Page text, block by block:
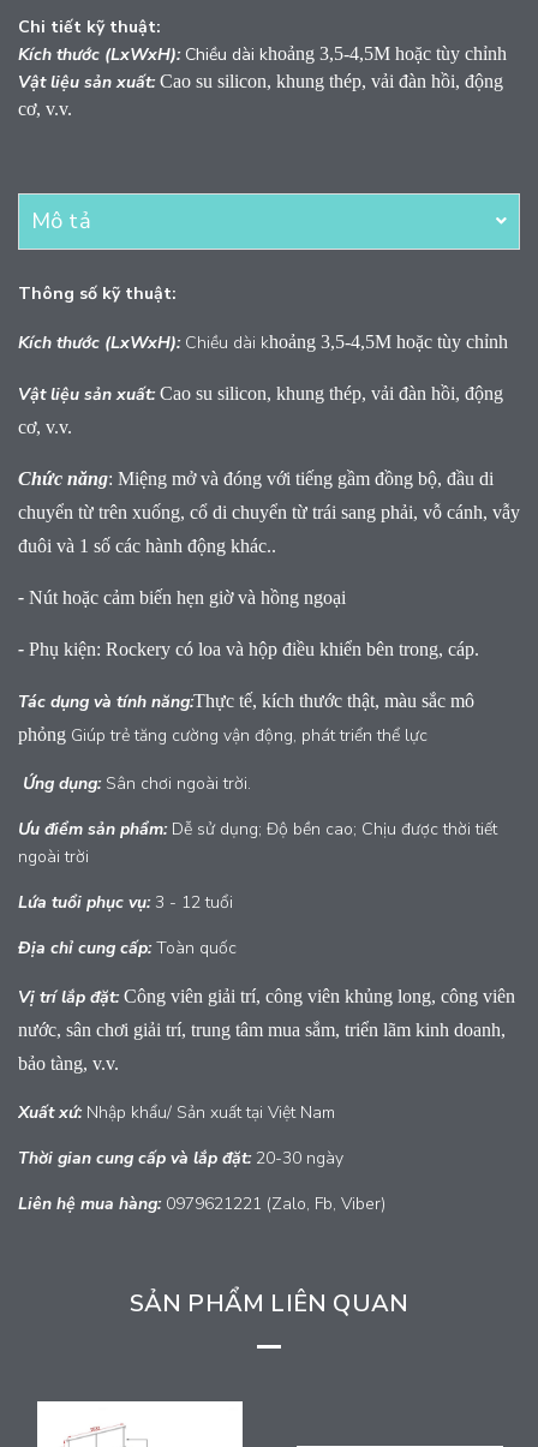
Chi tiết kỹ thuật:
Kích thước (LxWxH): Chiều dài khoảng 3,5-4,5M hoặc tùy chỉnh
Vật liệu sản xuất:Cao su silicon, khung thép, vải đàn hồi, động
cơ, v.v.
Mô tả
Thông số kỹ thuật:
Kích thước (LxWxH): Chiều dài khoảng 3,5-4,5M hoặc tùy chỉnh
Vật liệu sản xuất:Cao su silicon, khung thép, vải đàn hồi, động
cơ, v.v.
Chức năng: Miệng mở và đóng với tiếng gầm đồng bộ, đầu di
chuyển từ trên xuống, cổ di chuyển từ trái sang phải, vỗ cánh, vẫy
đuôi và 1 số các hành động khác..
- Nút hoặc cảm biến hẹn giờ và hồng ngoại
- Phụ kiện: Rockery có loa và hộp điều khiển bên trong, cáp.
Tác dụng và tính năng:Thực tế, kích thước thật, màu sắc mô
phỏng Giúp trẻ tăng cường vận động, phát triển thể lực
Ứng dụng:Sân chơi ngoài trời.
Ưu điểm sản phẩm:Dễ sử dụng; Độ bền cao; Chịu được thời tiết
ngoài trời
Lứa tuổi phục vụ:3 - 12 tuổi
Địa chỉ cung cấp:Toàn quốc
Vị trí lắp đặt: Công viên giải trí, công viên khủng long, công viên
nước, sân chơi giải trí, trung tâm mua sắm, triển lãm kinh doanh,
bảo tàng, v.v.
Xuất xứ: Nhập khẩu/ Sản xuất tại Việt Nam
Thời gian cung cấp và lắp đặt: 20-30 ngày
Liên hệ mua hàng: 0979621221 (Zalo, Fb, Viber)
SẢN PHẨM LIÊN QUAN